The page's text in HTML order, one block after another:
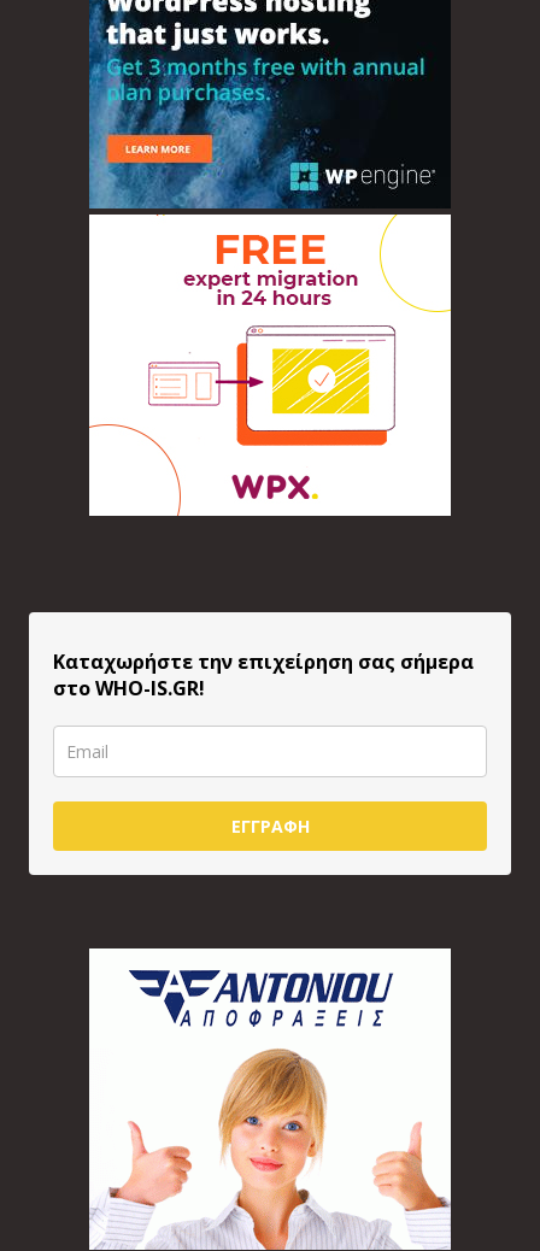
Καταχωρήστε την επιχείρηση σας σήμερα
στο WHO-IS.GR!
ΕΓΓΡΑΦΗ